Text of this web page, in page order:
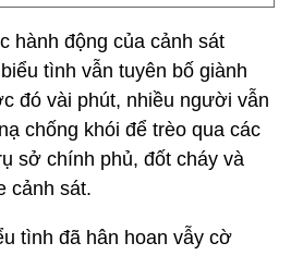
hành động của cảnh sát
tình vẫn tuyên bố giành
đó vài phút, nhiều người vẫn
chống khói để trèo qua các
sở chính phủ, đốt cháy và
cảnh sát.
tình đã hân hoan vẫy cờ